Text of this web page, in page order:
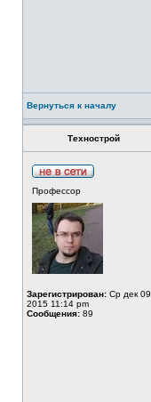
Вернуться к началу
Технострой
Профессор
Зарегистрирован: Ср дек 09,
2015 11:14 pm
Сообщения: 89